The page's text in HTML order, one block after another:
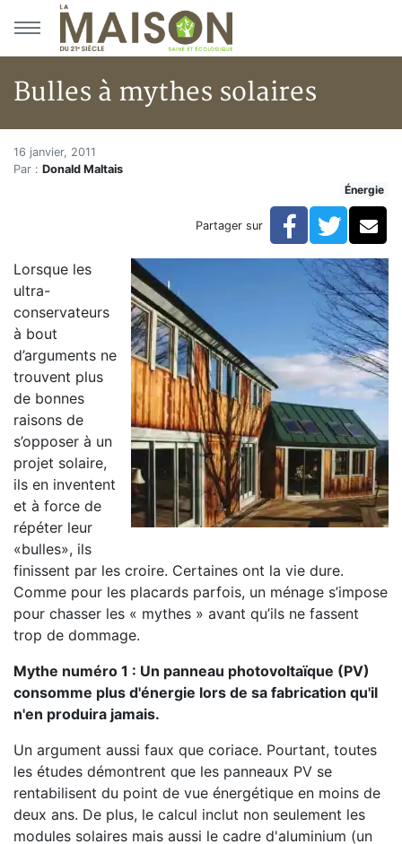
Aller au menu principal
Aller au contenu principal
Bulles à mythes solaires
Accueil
Articles
Bulles à mythes solaires
16 janvier, 2011
Par : Donald Maltais
Énergie
Partager sur Facebook
Lorsque les
ultra-
conservateurs
à bout
d’arguments ne
trouvent plus
de bonnes
raisons de
s’opposer à un
projet solaire,
ils en inventent
et à force de
répéter leur
«bulles», ils
finissent par les croire. Certaines ont la vie dure.
Comme pour les placards parfois, un ménage s’impose
pour chasser les « mythes » avant qu’ils ne fassent
trop de dommage.
Mythe numéro 1 : Un panneau photovoltaïque (PV)
consomme plus d'énergie lors de sa fabrication qu'il
n'en produira jamais.
Un argument aussi faux que coriace. Pourtant, toutes
les études démontrent que les panneaux PV se
rentabilisent du point de vue énergétique en moins de
deux ans. De plus, le calcul inclut non seulement les
modules solaires mais aussi le cadre d'aluminium (un